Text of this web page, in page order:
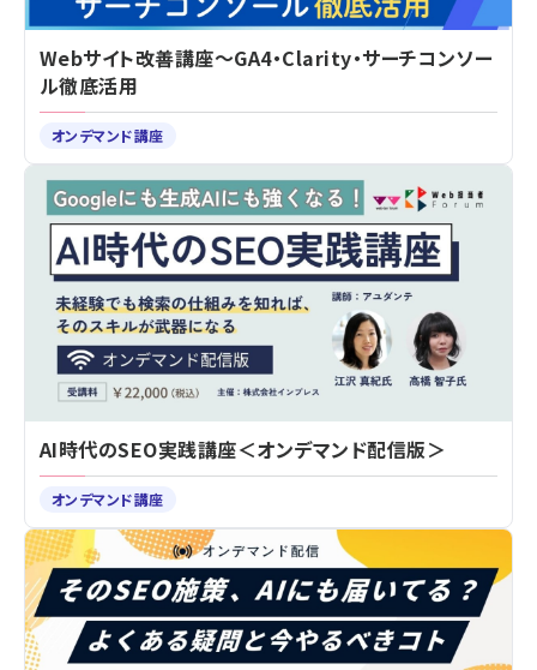
Webサイト改善講座～GA4・Clarity・サーチコンソー
ル徹底活用
オンデマンド講座
AI時代のSEO実践講座＜オンデマンド配信版＞
オンデマンド講座